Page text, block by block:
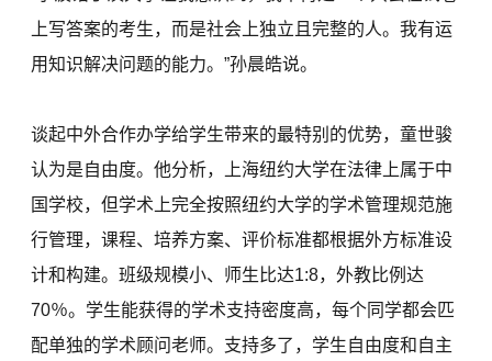
上写答案的考生，而是社会上独立且完整的人。我有运
用知识解决问题的能力。”孙晨皓说。
谈起中外合作办学给学生带来的最特别的优势，童世骏
认为是自由度。他分析，上海纽约大学在法律上属于中
国学校，但学术上完全按照纽约大学的学术管理规范施
行管理，课程、培养方案、评价标准都根据外方标准设
计和构建。班级规模小、师生比达1:8，外教比例达
70％。学生能获得的学术支持密度高，每个同学都会匹
配单独的学术顾问老师。支持多了，学生自由度和自主